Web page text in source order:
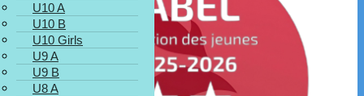
U10 A
U10 B
U10 Girls
U9 A
U9 B
U8 A